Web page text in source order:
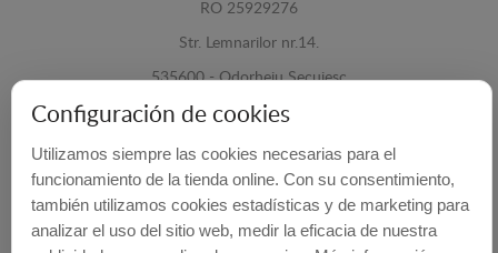
RO 25929276
Str. Lemnarilor nr.14.
535600 - Odorheiu Secuiesc
Harghita, Romania
E-mail: info@cubrecarter.com
Site: www.cubrecarter.com
Configuración de cookies
Utilizamos siempre las cookies necesarias para el
funcionamiento de la tienda online. Con su consentimiento,
también utilizamos cookies estadísticas y de marketing para
analizar el uso del sitio web, medir la eficacia de nuestra